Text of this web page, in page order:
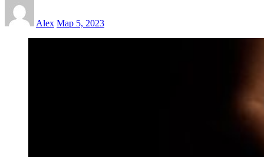
Alex Мар 5, 2023